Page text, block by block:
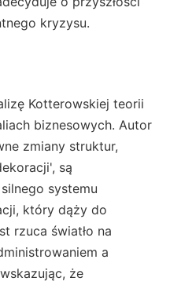
kryzysu.
Kotterowskiej teorii
biznesowych. Autor
zmiany struktur,
są
systemu
który dąży do
rzuca światło na
a
że